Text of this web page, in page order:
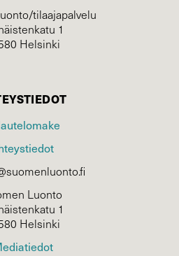
tilaajapalvelu
1
Helsinki
Luonto
1
Helsinki